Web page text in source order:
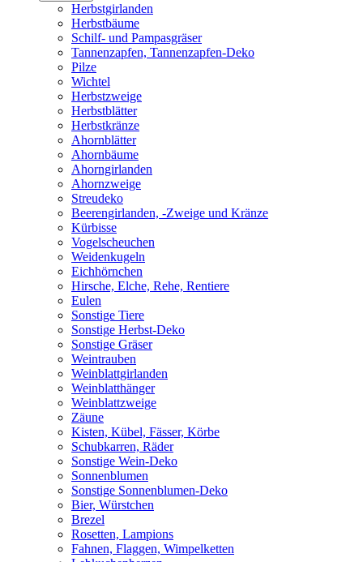
Herbstgirlanden
Herbstbäume
Schilf- und Pampasgräser
Tannenzapfen, Tannenzapfen-Deko
Pilze
Wichtel
Herbstzweige
Herbstblätter
Herbstkränze
Ahornblätter
Ahornbäume
Ahorngirlanden
Ahornzweige
Streudeko
Beerengirlanden, -Zweige und Kränze
Kürbisse
Vogelscheuchen
Weidenkugeln
Eichhörnchen
Hirsche, Elche, Rehe, Rentiere
Eulen
Sonstige Tiere
Sonstige Herbst-Deko
Sonstige Gräser
Weintrauben
Weinblattgirlanden
Weinblatthänger
Weinblattzweige
Zäune
Kisten, Kübel, Fässer, Körbe
Schubkarren, Räder
Sonstige Wein-Deko
Sonnenblumen
Sonstige Sonnenblumen-Deko
Bier, Würstchen
Brezel
Rosetten, Lampions
Fahnen, Flaggen, Wimpelketten